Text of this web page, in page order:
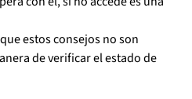
estos consejos no son
de verificar el estado de